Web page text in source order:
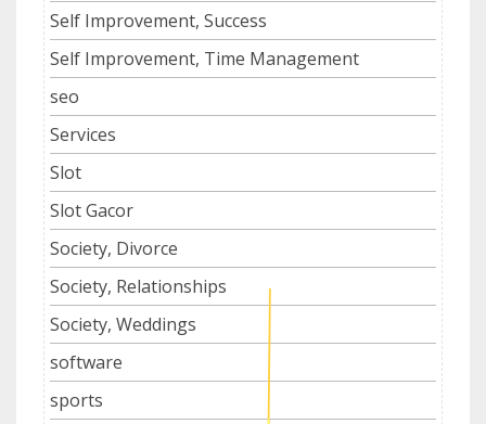
Self Improvement, Success
Self Improvement, Time Management
seo
Services
Slot
Slot Gacor
Society, Divorce
Society, Relationships
Society, Weddings
software
sports